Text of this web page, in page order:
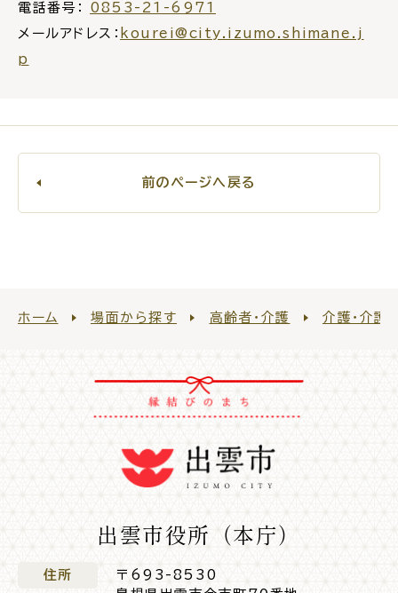
プリ
ウンロード
防災情報サイト
市役所へのアクセス
各課へのお問い合わせ
電話番号： 0853-21-6971
メールアドレス： kourei@city.izumo.shimane.j
p
前のページへ戻る
ホーム 場面から探す 高齢者・介護 介護・介護
出雲市役所（本庁）
住所
〒693-8530